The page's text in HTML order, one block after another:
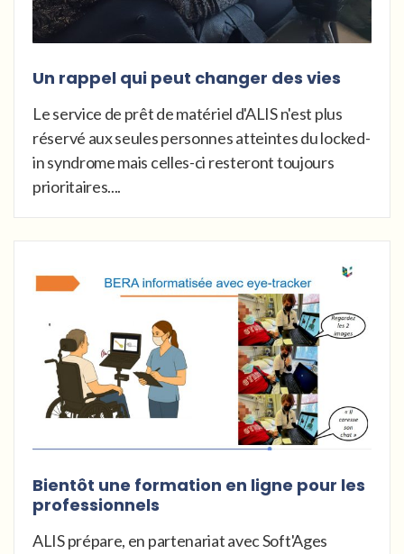
Un rappel qui peut changer des vies
Le service de prêt de matériel d'ALIS n'est plus
réservé aux seules personnes atteintes du locked-
in syndrome mais celles-ci resteront toujours
prioritaires....
Bientôt une formation en ligne pour les
professionnels
ALIS prépare, en partenariat avec Soft'Ages